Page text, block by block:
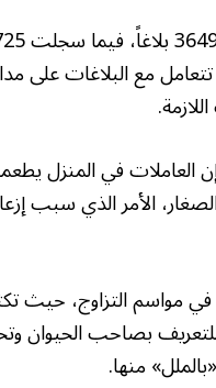
مع البلاغات على
قالت مهرة سالم، من منطقة المزهر 3،
الأمر الذي سبب
مواسم التزاوج، حيث
بصاحب الحيوان
منها.